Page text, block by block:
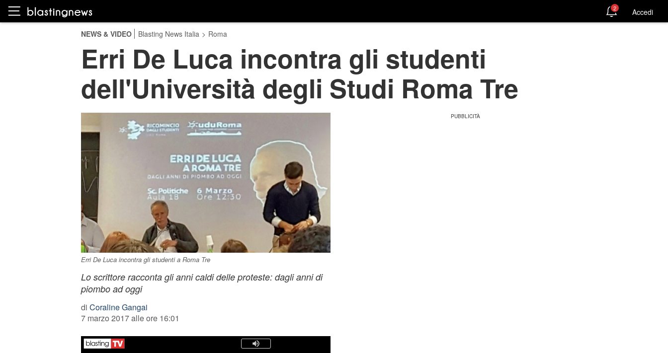
2 Accedi
NEWS & VIDEO Blasting News Italia > Roma
Erri De Luca incontra gli studenti
dell'Università degli Studi Roma Tre
Erri De Luca incontra gli studenti a Roma Tre
Lo scrittore racconta gli anni caldi delle proteste: dagli anni di
piombo ad oggi
di Coraline Gangai
7 marzo 2017 alle ore 16:01